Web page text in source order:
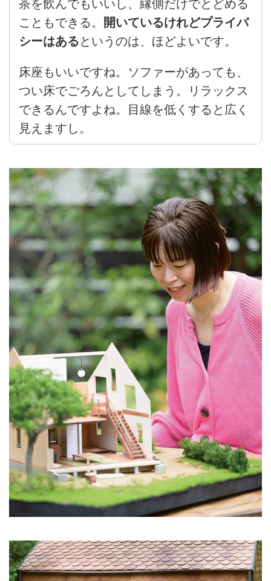
茶を飲んでもいいし、縁側だけでとどめる
こともできる。
開いているけれどプライバ
シーはある というのは、ほどよいです。
床座もいいですね。ソファーがあっても、
つい床でごろんとしてしまう。リラックス
できるんですよね。目線を低くすると広く
見えますし。